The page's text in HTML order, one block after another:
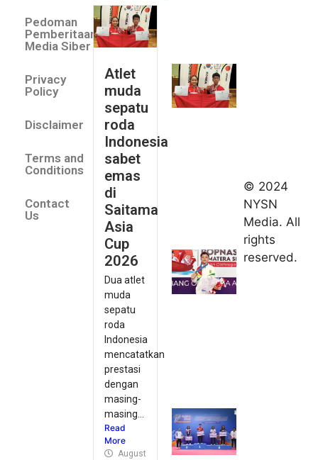
Pedoman
Pemberitaan
Media Siber
Privacy
Policy
Disclaimer
Terms and
Conditions
Contact
Us
Atlet
muda
sepatu
roda
Indonesia
sabet
emas
di
Saitama
Asia
Cup
2026
Dua atlet
muda
sepatu
roda
Indonesia
mencatatkan
prestasi
dengan
masing-
masing...
Read
More
August 9, 2026
2026
Indonesia
kirim tiga
lifter
muda ke
Kejuaraan
© 2024
NYSN
Media. All
rights
reserved.